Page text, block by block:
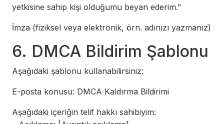
yetkisine sahip kişi olduğumu beyan ederim.”
İmza (fiziksel veya elektronik, örn. adınızı yazmanız)
6. DMCA Bildirim Şablonu
Aşağıdaki şablonu kullanabilirsiniz:
E-posta konusu: DMCA Kaldırma Bildirimi
Aşağıdaki içeriğin telif hakkı sahibiyim: